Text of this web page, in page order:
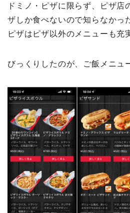
ドミノ・ピザに限らず、ピザ店
ザしか食べないので知らなかっ
ピザはピザ以外のメニューも充
びっくりしたのが、ご飯メニュ